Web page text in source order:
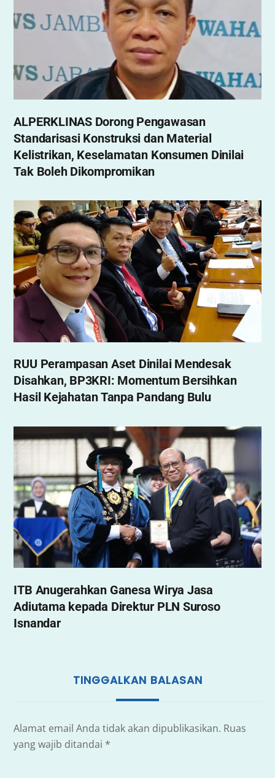
ALPERKLINAS Dorong Pengawasan
Standarisasi Konstruksi dan Material
Kelistrikan, Keselamatan Konsumen Dinilai
Tak Boleh Dikompromikan
RUU Perampasan Aset Dinilai Mendesak
Disahkan, BP3KRI: Momentum Bersihkan
Hasil Kejahatan Tanpa Pandang Bulu
ITB Anugerahkan Ganesa Wirya Jasa
Adiutama kepada Direktur PLN Suroso
Isnandar
TINGGALKAN BALASAN
Alamat email Anda tidak akan dipublikasikan. Ruas
yang wajib ditandai *